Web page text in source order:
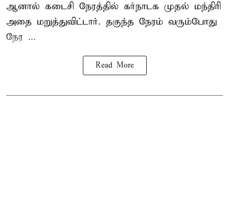
ஆனால் கடைசி நேரத்தில் கர்நாடக முதல் மந்திரி
அதை மறுத்துவிட்டார். தகுந்த நேரம் வரும்போது
நேர ...
Read More